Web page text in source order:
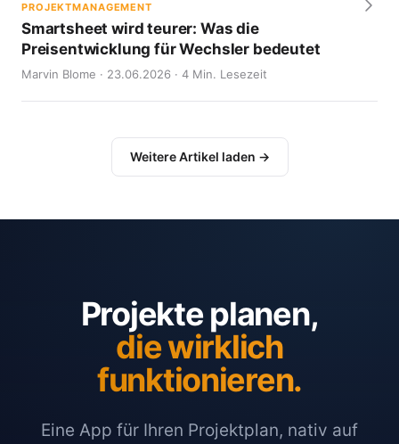
PROJEKTMANAGEMENT
Smartsheet wird teurer: Was die
Preisentwicklung für Wechsler bedeutet
Marvin Blome · 23.06.2026 · 4 Min. Lesezeit
Weitere Artikel laden →
Projekte planen,
die wirklich
funktionieren.
Eine App für Ihren Projektplan, nativ auf